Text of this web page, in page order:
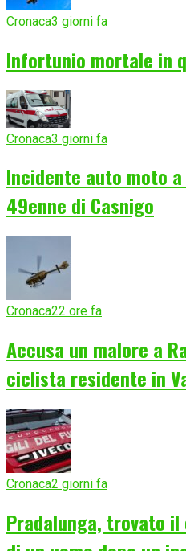
Cronaca3 giorni fa
Infortunio mortale in
Cronaca3 giorni fa
Incidente auto moto
49enne di Casnigo
Cronaca22 ore fa
Accusa un malore a
ciclista residente in
Cronaca2 giorni fa
Pradalunga, trovato